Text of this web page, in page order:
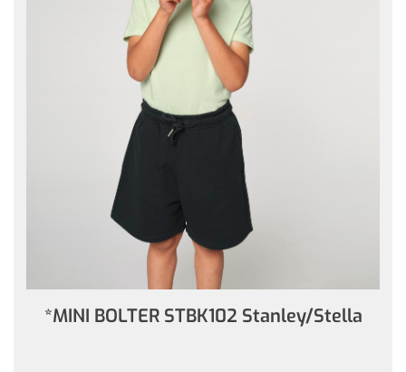
*MINI BOLTER STBK102 Stanley/Stella